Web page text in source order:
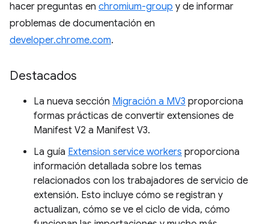
hacer preguntas en chromium-group y de informar
problemas de documentación en
developer.chrome.com.
Destacados
La nueva sección Migración a MV3 proporciona
formas prácticas de convertir extensiones de
Manifest V2 a Manifest V3.
La guía Extension service workers proporciona
información detallada sobre los temas
relacionados con los trabajadores de servicio de
extensión. Esto incluye cómo se registran y
actualizan, cómo se ve el ciclo de vida, cómo